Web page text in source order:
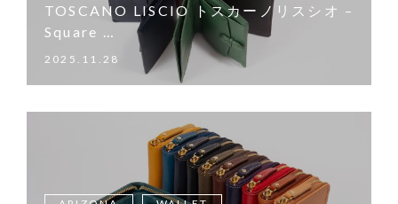
TOSCANO LISCIO トスカーノリスシオ –
Square …
2025.11.28